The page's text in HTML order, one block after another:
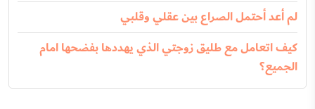
لم أعد أحتمل الصراع بين عقلي وقلبي
كيف اتعامل مع طليق زوجتي الذي يهددها بفضحها امام
الجميع؟